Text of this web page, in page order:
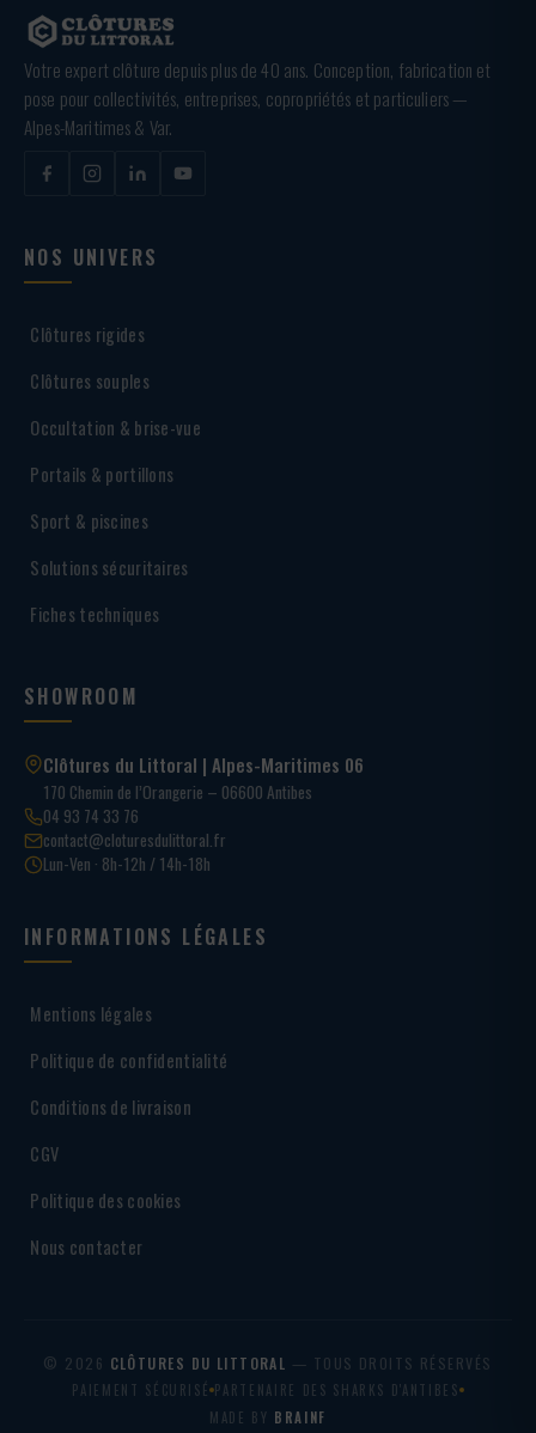
Votre expert clôture depuis plus de 40 ans. Conception, fabrication et
pose pour collectivités, entreprises, copropriétés et particuliers —
Alpes-Maritimes & Var.
NOS UNIVERS
Clôtures rigides
Clôtures souples
Occultation & brise-vue
Portails & portillons
Sport & piscines
Solutions sécuritaires
Fiches techniques
SHOWROOM
Clôtures du Littoral | Alpes-Maritimes 06
170 Chemin de l’Orangerie – 06600 Antibes
04 93 74 33 76
contact@cloturesdulittoral.fr
Lun-Ven · 8h-12h / 14h-18h
INFORMATIONS LÉGALES
Mentions légales
Politique de confidentialité
Conditions de livraison
CGV
Politique des cookies
Nous contacter
© 2026 CLÔTURES DU LITTORAL — TOUS DROITS RÉSERVÉS
PAIEMENT SÉCURISÉ PARTENAIRE DES SHARKS D'ANTIBES
MADE BY BRAINF